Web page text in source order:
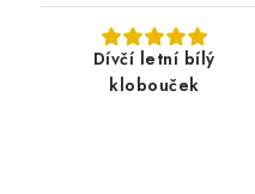
Dívčí letní bílý
klobouček